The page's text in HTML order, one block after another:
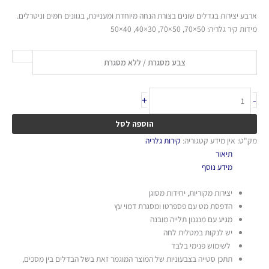
ארבע יצירות בגדלים שונים בצורת הנחה מיוחדת ומעניינת, בגוונים חמים וניטרלים.
מידות קיר גלריה: 50×70, 50×70, 30×40, 40×50
צבע מסגרת / ללא מסגרת
-
+
הוספה לסל
מק"ט: אין מידע קטגוריה: קירות גלריה
תיאור
מידע נוסף
יצירות מקוריות, יחידות מסוגן
הדפסת מט עם פספרטו ומסגרת דמוי עץ
מגיע עם מנגנון תלייה מובנה
יש לנקות במטלית לחה
לשימוש פנימי בלבד
תתכן סטייה בצבעוניות של המוצר המוגמר זאת בשל הבדלים בין מסכים,